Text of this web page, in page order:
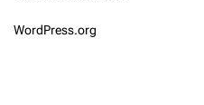
WordPress.org